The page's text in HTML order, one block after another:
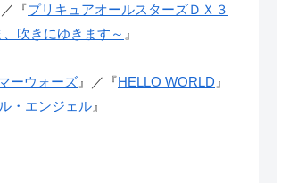
／『プリキュアオールスターズＤＸ３
吹きにゆきます～ 』
ーウォーズ 』／『HELLO WORLD 』
・エンジェル 』